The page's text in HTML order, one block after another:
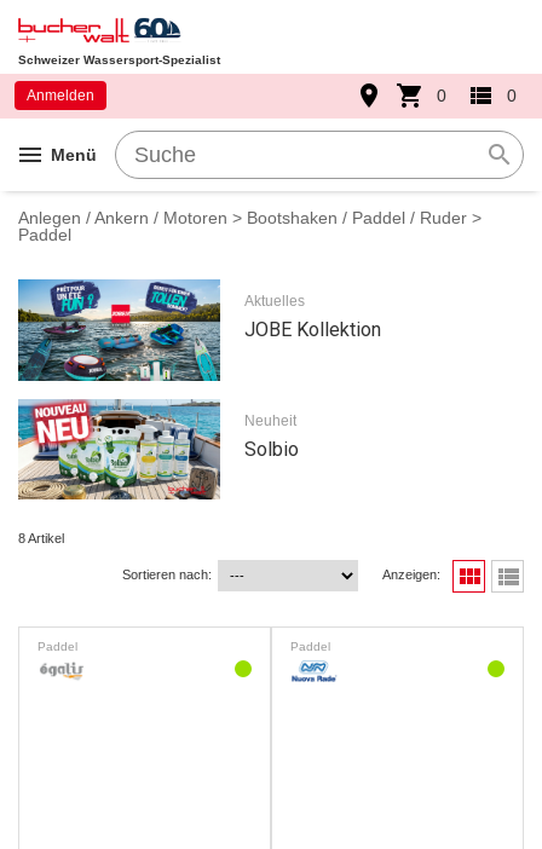
Schweizer Wassersport-Spezialist
menu Menü search
Anmelden place shopping_cart 0 view_list 0
Anlegen / Ankern / Motoren > Bootshaken / Paddel / Ruder >
Paddel
Aktuelles
JOBE Kollektion
Neuheit
Solbio
8 Artikel
Sortieren nach: Anzeigen: view_module view_list
Paddel Paddel